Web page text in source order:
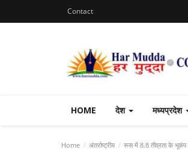
Contact
HOME देश मध्यप्रदेश
Home अंतर्राष्ट्रीय रूस में 8.8 तीव्रता के भूकंप